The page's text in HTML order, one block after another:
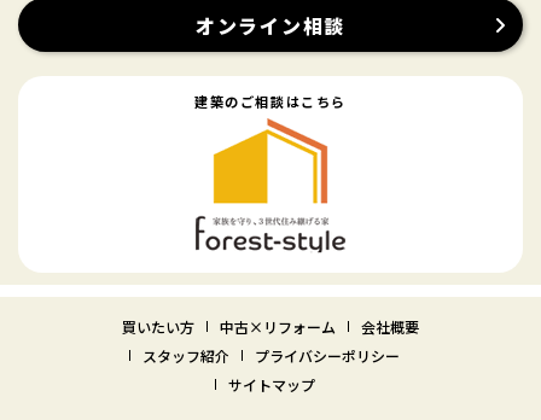
オンライン相談
建築のご相談はこちら
買いたい方 中古×リフォーム
会社概要
スタッフ紹介
プライバシーポリシー
サイトマップ